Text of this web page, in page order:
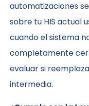
automatizaciones
sobre tu HIS actual
cuando el sistema
completamente
evaluar si
intermedia.